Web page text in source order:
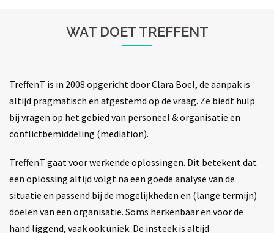
WAT DOET TREFFENT
TreffenT is in 2008 opgericht door Clara Boel, de aanpak is
altijd pragmatisch en afgestemd op de vraag. Ze biedt hulp
bij vragen op het gebied van personeel & organisatie en
conflictbemiddeling (mediation).
TreffenT gaat voor werkende oplossingen. Dit betekent dat
een oplossing altijd volgt na een goede analyse van de
situatie en passend bij de mogelijkheden en (lange termijn)
doelen van een organisatie. Soms herkenbaar en voor de
hand liggend, vaak ook uniek. De insteek is altijd